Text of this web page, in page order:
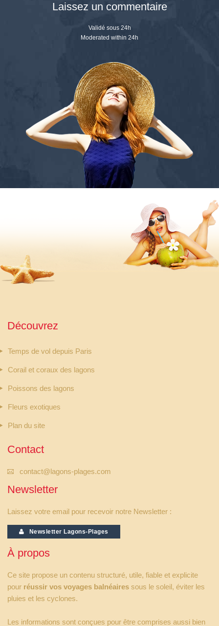
Laissez un commentaire
Validé sous 24h
Moderated within 24h
Découvrez
Temps de vol depuis Paris
Corail et coraux des lagons
Poissons des lagons
Fleurs exotiques
Plan du site
Contact
contact@lagons-plages.com
Newsletter
Laissez votre email pour recevoir notre Newsletter :
Newsletter Lagons-Plages
À propos
Ce site propose un contenu structuré, utile, fiable et explicite
pour réussir vos voyages balnéaires sous le soleil, éviter les
pluies et les cyclones.
Les informations sont conçues pour être comprises aussi bien